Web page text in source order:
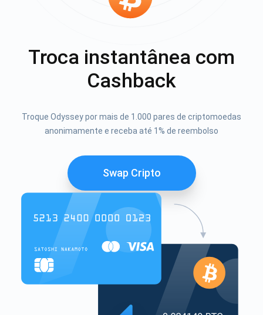
Troca instantânea com
Cashback
Troque Odyssey por mais de 1.000 pares de criptomoedas
anonimamente e receba até 1% de reembolso
Swap Cripto